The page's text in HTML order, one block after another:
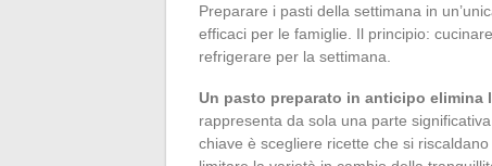
Preparare i pasti della settimana in
efficaci per le famiglie. Il principio:
refrigerare per la settimana.
Un pasto preparato in anticipo elimina
rappresenta da sola una parte
chiave è scegliere ricette che si